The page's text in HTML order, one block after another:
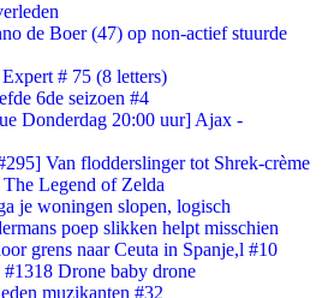
de Boer (47) op non-actief stuurde
# 75 (8 letters)
6de seizoen #4
Donderdag 20:00 uur] Ajax -
Van flodderslinger tot Shrek-crème
Legend of Zelda
je woningen slopen, logisch
poep slikken helpt misschien
grens naar Ceuta in Spanje,l #10
Drone baby drone
muzikanten #32